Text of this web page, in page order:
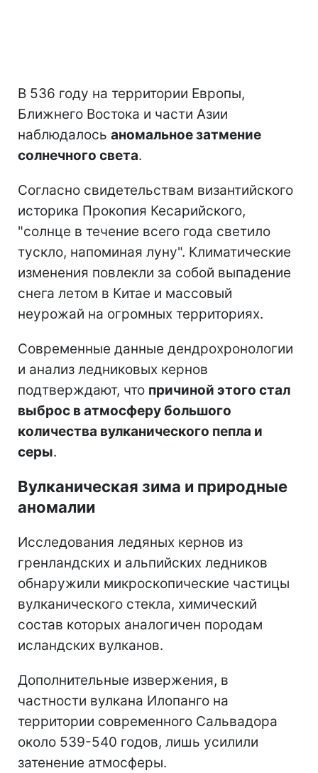
В 536 году на территории Европы,
Ближнего Востока и части Азии
наблюдалось аномальное затмение
солнечного света.
Согласно свидетельствам византийского
историка Прокопия Кесарийского,
"солнце в течение всего года светило
тускло, напоминая луну". Климатические
изменения повлекли за собой выпадение
снега летом в Китае и массовый
неурожай на огромных территориях.
Современные данные дендрохронологии
и анализ ледниковых кернов
подтверждают, что причиной этого стал
выброс в атмосферу большого
количества вулканического пепла и
серы.
Вулканическая зима и природные
аномалии
Исследования ледяных кернов из
гренландских и альпийских ледников
обнаружили микроскопические частицы
вулканического стекла, химический
состав которых аналогичен породам
исландских вулканов.
Дополнительные извержения, в
частности вулкана Илопанго на
территории современного Сальвадора
около 539-540 годов, лишь усилили
затенение атмосферы.